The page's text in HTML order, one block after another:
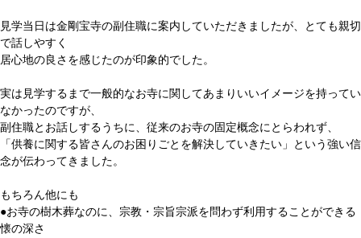
見学当日は金剛宝寺の副住職に案内していただきましたが、とても親切
で話しやすく
居心地の良さを感じたのが印象的でした。
実は見学するまで一般的なお寺に関してあまりいいイメージを持ってい
なかったのですが、
副住職とお話しするうちに、従来のお寺の固定概念にとらわれず、
「供養に関する皆さんのお困りごとを解決していきたい」という強い信
念が伝わってきました。
もちろん他にも
●お寺の樹木葬なのに、宗教・宗旨宗派を問わず利用することができる
懐の深さ